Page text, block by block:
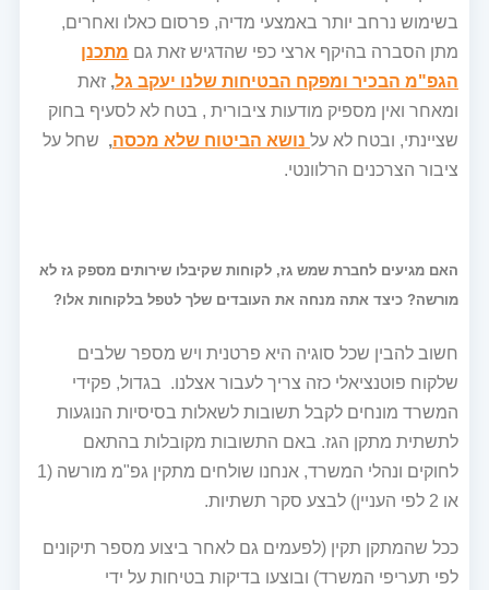
בשימוש נרחב יותר באמצעי מדיה, פרסום כאלו ואחרים,
מתן הסברה בהיקף ארצי כפי שהדגיש זאת גם מתכנן
הגפ"מ הבכיר ומפקח הבטיחות שלנו יעקב גל, זאת
ומאחר ואין מספיק מודעות ציבורית , בטח לא לסעיף בחוק
שציינתי, ובטח לא על נושא הביטוח שלא מכסה, שחל על
ציבור הצרכנים הרלוונטי.
האם מגיעים לחברת שמש גז, לקוחות שקיבלו שירותים מספק גז לא
מורשה? כיצד אתה מנחה את העובדים שלך לטפל בלקוחות אלו?
חשוב להבין שכל סוגיה היא פרטנית ויש מספר שלבים
שלקוח פוטנציאלי כזה צריך לעבור אצלנו. בגדול, פקידי
המשרד מונחים לקבל תשובות לשאלות בסיסיות הנוגעות
לתשתית מתקן הגז. באם התשובות מקובלות בהתאם
לחוקים ונהלי המשרד, אנחנו שולחים מתקין גפ"מ מורשה (1
או 2 לפי העניין) לבצע סקר תשתיות.
ככל שהמתקן תקין (לפעמים גם לאחר ביצוע מספר תיקונים
לפי תעריפי המשרד) ובוצעו בדיקות בטיחות על ידי